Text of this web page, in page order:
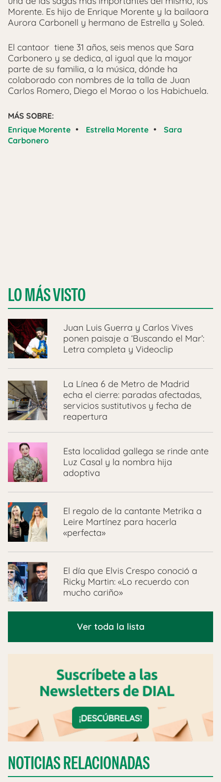
Morente. Es hijo de Enrique Morente y la bailaora
Aurora Carbonell y hermano de Estrella y Soleá.
El cantaor tiene 31 años, seis menos que Sara
Carbonero y se dedica, al igual que la mayor
parte de su familia, a la música, dónde ha
colaborado con nombres de la talla de Juan
Carlos Romero, Diego el Morao o los Habichuela.
MÁS SOBRE:
Enrique Morente • Estrella Morente •
Sara
Carbonero
LO MÁS VISTO
Juan Luis Guerra y Carlos Vives
ponen paisaje a ‘Buscando el Mar’:
Letra completa y Videoclip
La Línea 6 de Metro de Madrid
echa el cierre: paradas afectadas,
servicios sustitutivos y fecha de
reapertura
Esta localidad gallega se rinde ante
Luz Casal y la nombra hija
adoptiva
El regalo de la cantante Metrika a
Leire Martínez para hacerla
«perfecta»
El día que Elvis Crespo conoció a
Ricky Martin: «Lo recuerdo con
mucho cariño»
Ver toda la lista
NOTICIAS RELACIONADAS